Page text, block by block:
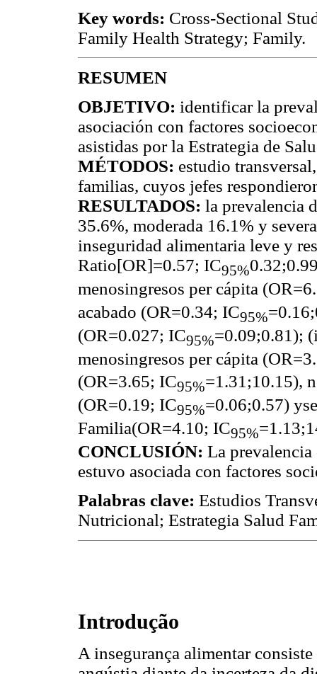
Key words: Cross-Sectional
Family Health Strategy; Family.
RESUMEN
OBJETIVO: identificar la
asociación con factores
asistidas por la Estrategia de
MÉTODOS: estudio
familias, cuyos jefes
RESULTADOS: la prevalencia
35.6%, moderada 16.1% y
inseguridad alimentaria leve y
Ratio[OR]=0.57; IC95%
menosingresos per cápita
acabado (OR=0.34; IC95%
(OR=0.027; IC95%=0.09;0.81);
menosingresos per cápita
(OR=3.65; IC95%=1.31;10.15),
(OR=0.19; IC95%=0.06;0.57)
Familia(OR=4.10; IC95%
CONCLUSIÓN: La
estuvo asociada con factores
Palabras clave: Estudios
Nutricional; Estrategia Salud
Introdução
A insegurança alimentar